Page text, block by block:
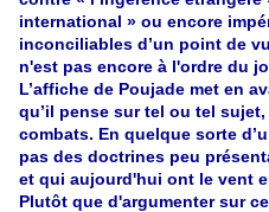
international » ou encore
inconciliables d’un point de
n'est pas encore à l'ordre du
L’affiche de Poujade met en
qu’il pense sur tel ou tel
combats. En quelque sorte
pas des doctrines peu
et qui aujourd'hui ont le vent
Plutôt que d'argumenter sur